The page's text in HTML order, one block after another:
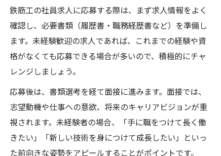
鉄筋工の社員求人に応募する際は、まず求人情報をよく
確認し、必要書類（履歴書・職務経歴書など）を準備し
ます。未経験歓迎の求人であれば、これまでの経験や資
格がなくても応募できる場合が多いので、積極的にチャ
レンジしましょう。
応募後は、書類選考を経て面接に進みます。面接では、
志望動機や仕事への意欲、将来のキャリアビジョンが重
視されます。未経験者の場合、「手に職をつけて長く働
きたい」「新しい技術を身につけて成長したい」といっ